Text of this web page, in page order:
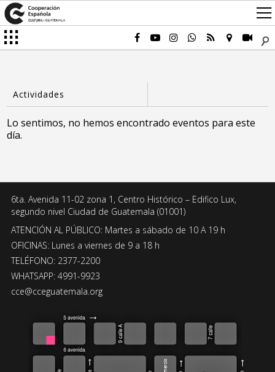
Lo sentimos, no hemos encontrado eventos para este
día.
6ta. Avenida 11-02 zona 1, Centro Histórico – Edifico Lux,
segundo nivel Ciudad de Guatemala (01001)
ATENCIÓN AL PÚBLICO: Martes a sábado de 10 A 19 h
OFICINAS: Lunes a viernes de 9 a 18 h
TELÉFONO: 2377-2200
WHATSAPP: 4991-9923
cce@cceguatemala.org